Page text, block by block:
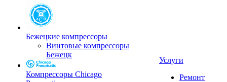
Бежецкие компрессоры
Винтовые компрессоры
Бежецк
Компрессоры Chicago
Услуги
Ремонт